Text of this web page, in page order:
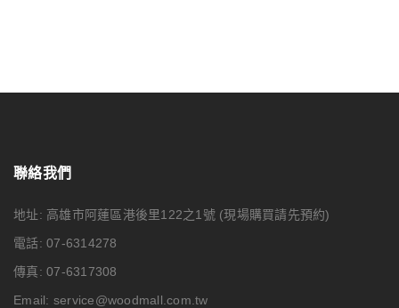
聯絡我們
地址: 高雄市阿蓮區港後里122之1號 (現場購買請先預約)
電話: 07-6314278
傳真: 07-6317308
Email: service@woodmall.com.tw